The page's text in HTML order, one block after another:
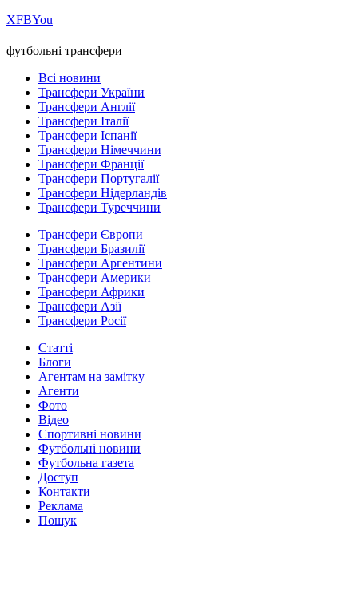
ХFBYou
футбольні трансфери
Всі новини
Трансфери України
Трансфери Англії
Трансфери Італії
Трансфери Іспанії
Трансфери Німеччини
Трансфери Франції
Трансфери Португалії
Трансфери Нідерландів
Трансфери Туреччини
Трансфери Європи
Трансфери Бразилії
Трансфери Аргентини
Трансфери Америки
Трансфери Африки
Трансфери Азії
Трансфери Росії
Статті
Блоги
Агентам на замітку
Агенти
Фото
Відео
Спортивні новини
Футбольні новини
Футбольна газета
Доступ
Контакти
Реклама
Пошук